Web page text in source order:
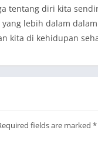
tentang diri kita
lebih dalam
kita di kehidupan
fields are marked *